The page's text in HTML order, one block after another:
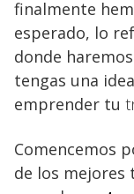
finalmente
esperado, lo
donde
tengas una
emprender tu
Comencemos
de los